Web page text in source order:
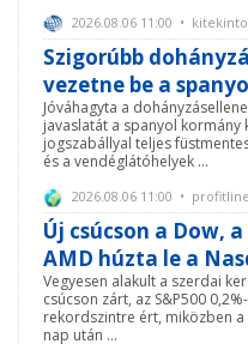
2026.08.06 11:00 •
Szigorúbb
vezetne be a
Jóváhagyta a
javaslatát a spanyol
jogszabállyal teljes
és a vendéglátóhelyek ...
2026.08.06 11:00 •
Új csúcson a Dow,
AMD húzta le a
Vegyesen alakult a szerdai
csúcson zárt, az S&P500
rekordszintre ért, miközben
nap után ...